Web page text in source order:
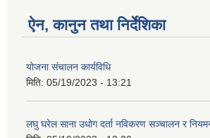
ऐन, कानुन तथा निर्देशिका
योजना संचालन कार्यविधि
मिति: 05/19/2023 - 13:21
लघु घरेल साना उधोग दर्ता नविकरण सञ्चालन र नियमन